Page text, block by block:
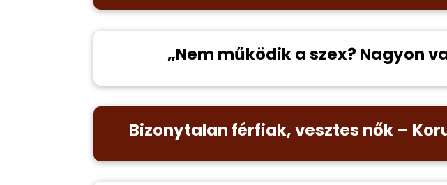
„Nem működik a szex? Nagyon
Bizonytalan férfiak, vesztes nők –